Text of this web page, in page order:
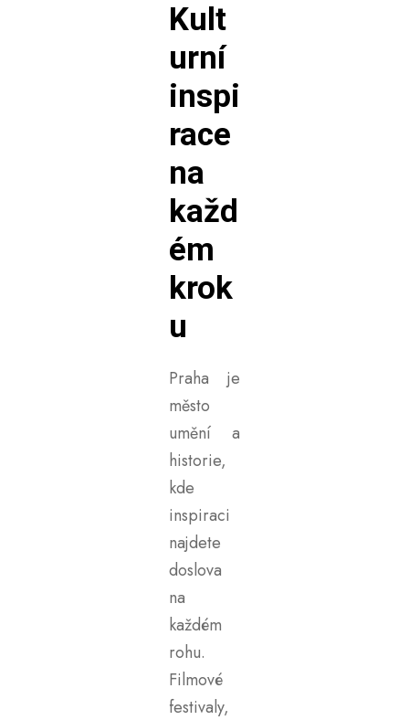
Kult
urní
inspi
race
na
každ
ém
krok
u
Praha je
město
umění a
historie,
kde
inspiraci
najdete
doslova
na
každém
rohu.
Filmové
festivaly,